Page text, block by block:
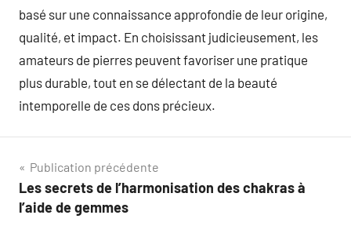
basé sur une connaissance approfondie de leur origine,
qualité, et impact. En choisissant judicieusement, les
amateurs de pierres peuvent favoriser une pratique
plus durable, tout en se délectant de la beauté
intemporelle de ces dons précieux.
Navigation
de
Publication précédente
Les secrets de l’harmonisation des chakras à
l’aide de gemmes